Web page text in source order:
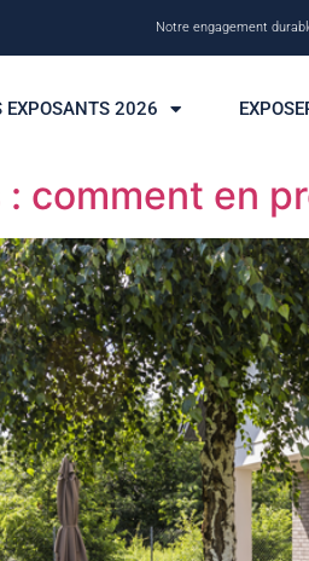
Notre engagement
EXPOSANTS 2026
comment en